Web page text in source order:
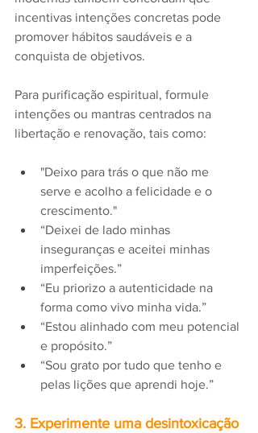
incentivas intenções concretas pode
promover hábitos saudáveis ​​e a
conquista de objetivos.
Para purificação espiritual, formule
intenções ou mantras centrados na
libertação e renovação, tais como:
"Deixo para trás o que não me
serve e acolho a felicidade e o
crescimento."
“Deixei de lado minhas
inseguranças e aceitei minhas
imperfeições.”
“Eu priorizo ​​a autenticidade na
forma como vivo minha vida.”
“Estou alinhado com meu potencial
e propósito.”
“Sou grato por tudo que tenho e
pelas lições que aprendi hoje.”
3. Experimente uma desintoxicação